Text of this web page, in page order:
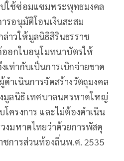
ปใช้ซ่อมแซมพระพุทธมงคล
รอนุมัติโอนเงินสะสม
าวให้มูลนิธิสิรินธรราช
ออกใบอนุโมทนาบัตรให้
ท่ากับเป็นการเบิกจ่ายขาด
ำเนินการจัดสร้างวัตถุมงคล
มูลนิธิ เทศบาลนครหาดใหญ่
ครงการ และไม่ต้องดำเนิน
งมหาดไทยว่าด้วยการพัสดุ
การส่วนท้องถิ่นพ.ศ. 2535